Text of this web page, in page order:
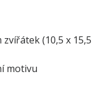
(10,5 x 15,5
motivu